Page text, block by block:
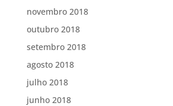
novembro 2018
outubro 2018
setembro 2018
agosto 2018
julho 2018
junho 2018